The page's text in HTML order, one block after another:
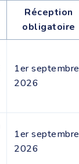
Réception
obligatoire
1er septembre
2026
1er septembre
2026